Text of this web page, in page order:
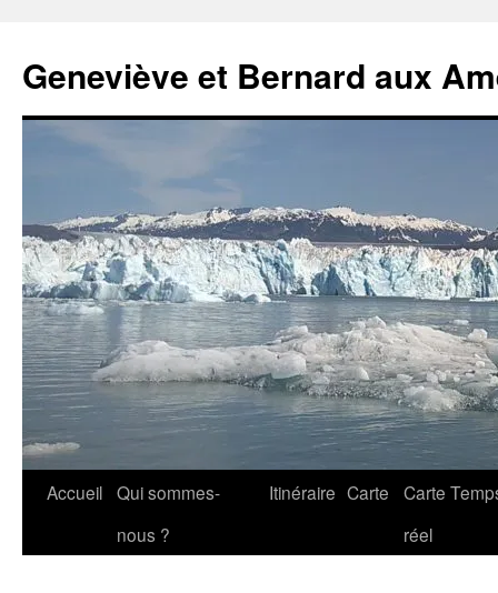
Geneviève et Bernard aux
Aller
Accueil Qui sommes-
nous ?
Itinéraire Carte
Carte
réel